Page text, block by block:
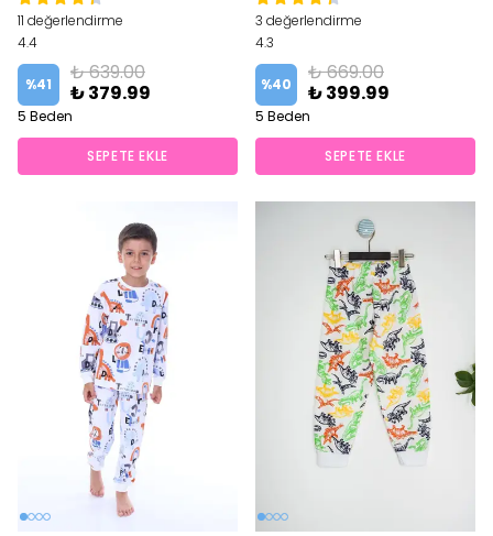
11 değerlendirme
4.4
%41
₺ 639.00
₺ 379.99
5 Beden
SEPETE EKLE
3 değerlendirme
4.3
%40
₺ 669.00
₺ 399.99
5 Beden
SEPETE EKLE